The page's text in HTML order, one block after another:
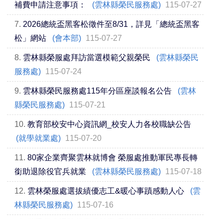
補費申請注意事項：
(雲林縣榮民服務處) 115-07-27
7. 2026總統盃黑客松徵件至8/31，詳見「總統盃黑客
松」網站
(會本部) 115-07-27
8. 雲林縣榮服處拜訪當選模範父親榮民
(雲林縣榮民
服務處) 115-07-24
9. 雲林縣榮民服務處115年分區座談報名公告
(雲林
縣榮民服務處) 115-07-21
10. 教育部校安中心資訊網_校安人力各校職缺公告
(就學就業處) 115-07-20
11. 80家企業齊聚雲林就博會 榮服處推動軍民專長轉
銜助退除役官兵就業
(雲林縣榮民服務處) 115-07-18
12. 雲林榮服處選拔績優志工&暖心事蹟感動人心
(雲
林縣榮民服務處) 115-07-16